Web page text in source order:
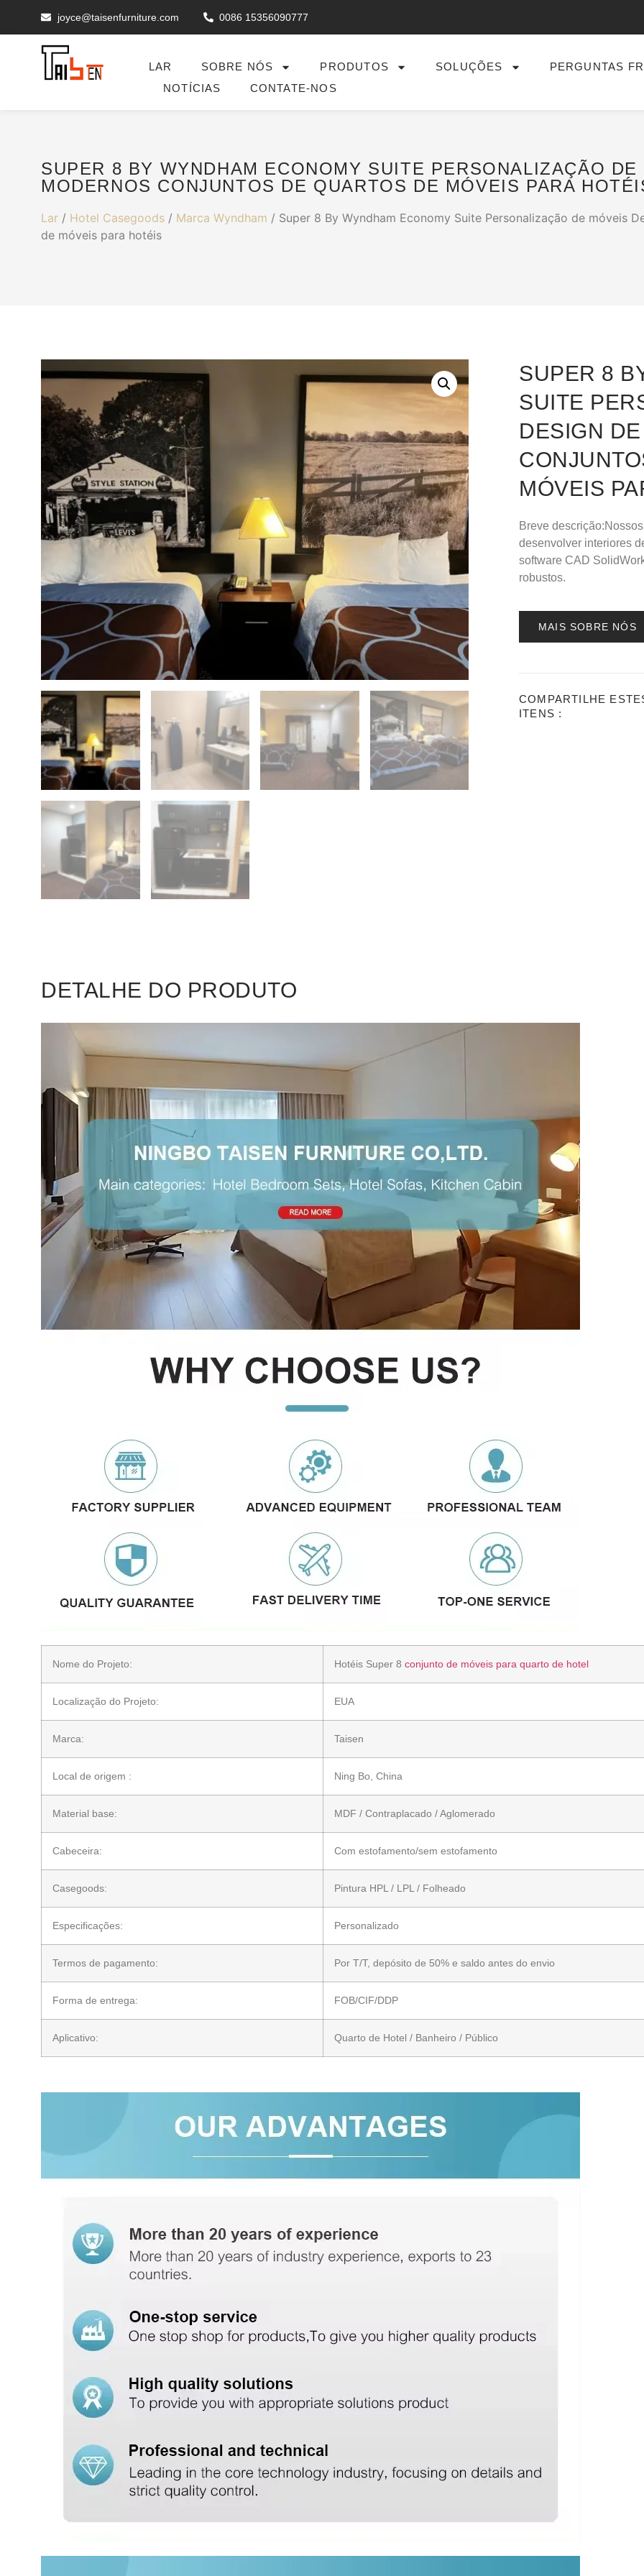
joyce@taisenfurniture.com 0086 15356090777
LAR SOBRE NÓS PRODUTOS SOLUÇÕES
PERGUNTAS
NOTÍCIAS
CONTATE-NOS
SUPER 8 BY WYNDHAM ECONOMY SUITE PERSONALIZAÇÃO
MODERNOS CONJUNTOS DE QUARTOS DE MÓVEIS PARA
Lar / Hotel Casegoods / Marca Wyndham / Super 8 By Wyndham Economy Suite Personalização de móveis
de móveis para hotéis
SUPER 8
SUITE
DESIGN
MÓVEIS
Breve
desenvolver interiores
software CAD
robustos.
MAIS SOBRE NÓS
COMPARTILHE
ITENS :
DETALHE DO PRODUTO
Nome do Projeto: Hotéis Super 8 conjunto de móveis para quarto de hotel
Localização do Projeto: EUA
Marca: Taisen
Local de origem : Ning Bo, China
Material base: MDF / Contraplacado / Aglomerado
Cabeceira: Com estofamento/sem estofamento
Casegoods: Pintura HPL / LPL / Folheado
Especificações: Personalizado
Termos de pagamento: Por T/T, depósito de 50% e saldo antes do envio
Forma de entrega: FOB/CIF/DDP
Aplicativo: Quarto de Hotel / Banheiro / Público